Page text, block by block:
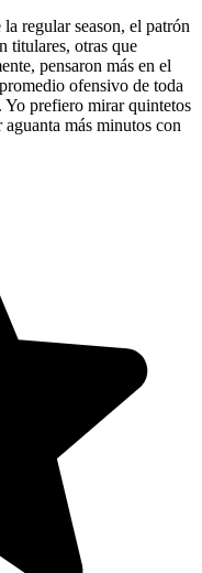
regular season, el patrón
titulares, otras que
pensaron más en el
ofensivo de toda
Yo prefiero mirar quintetos
más minutos con